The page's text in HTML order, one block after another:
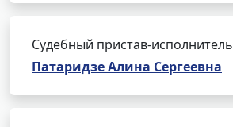
Судебный пристав-исполнитель
Патаридзе Алина Сергеевна